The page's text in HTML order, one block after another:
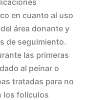
en cuanto al uso
área donante y
de seguimiento.
las primeras
al peinar o
tratadas para no
los folículos